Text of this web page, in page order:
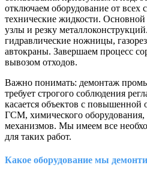
отключаем оборудование от всех
технические жидкости. Основной
узлы и резку
гидравлические ножницы,
автокраны. Завершаем процесс
вывозом отходов.
Важно понимать: демонтаж
требует строгого соблюдения
касается объектов с повышенной
ГСМ, химического
механизмов. Мы имеем все
для таких работ.
Какое оборудование мы